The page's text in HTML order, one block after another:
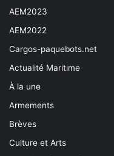
AEM2023
AEM2022
Cargos-paquebots.net
Actualité Maritime
À la une
Armements
Brèves
Culture et Arts